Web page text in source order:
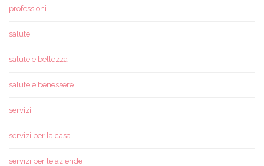
professioni
salute
salute e bellezza
salute e benessere
servizi
servizi per la casa
servizi per le aziende